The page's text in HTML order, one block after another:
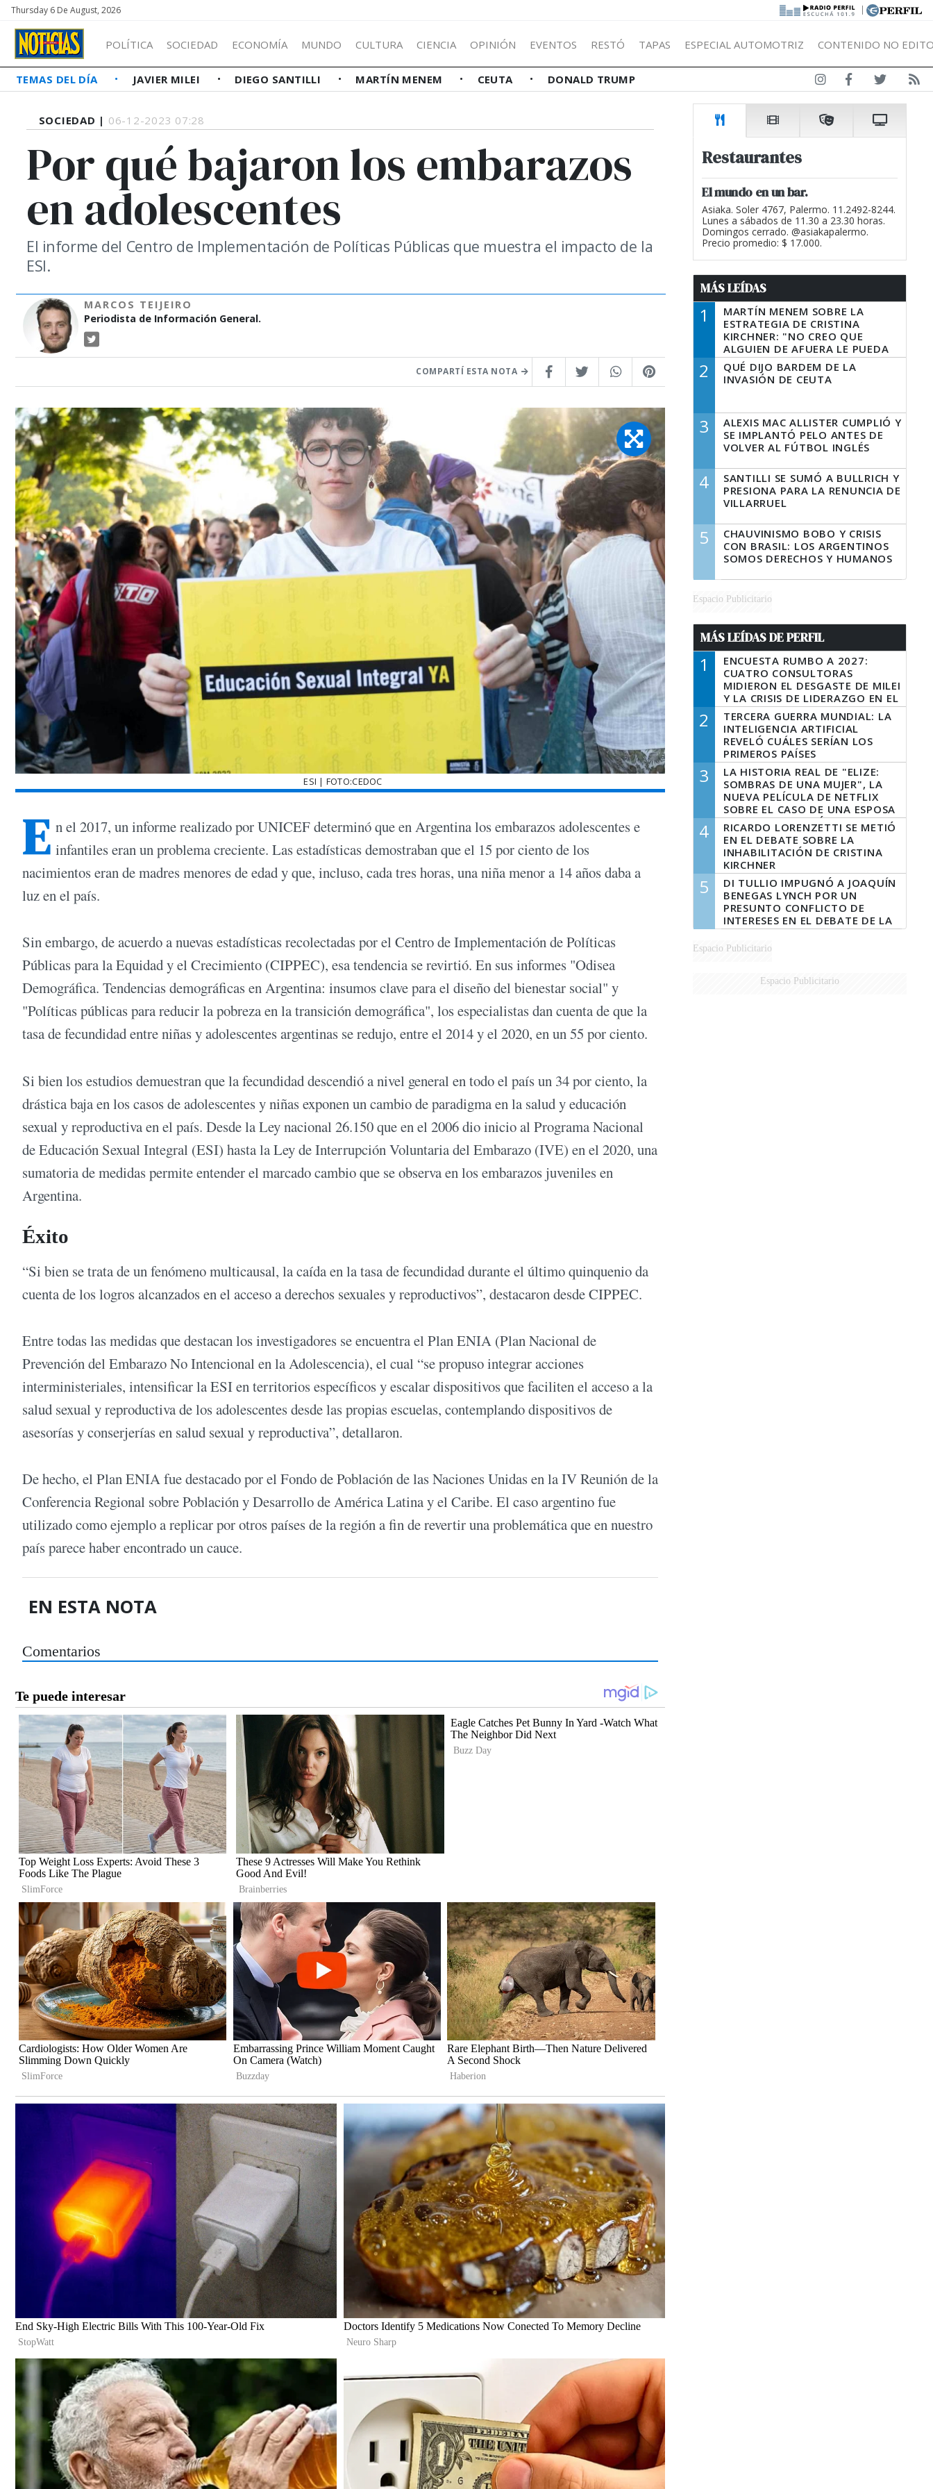
Thursday 6 De August, 2026 |
POLÍTICA SOCIEDAD ECONOMÍA MUNDO CULTURA CIENCIA OPINIÓN EVENTOS RESTÓ TAPAS ESPECIAL AUTOMOTRIZ CONTENIDO NO
TEMAS DEL DÍA JAVIER MILEI DIEGO SANTILLI MARTÍN MENEM CEUTA DONALD TRUMP
SOCIEDAD | 06-12-2023 07:28
Por qué bajaron los embarazos
en adolescentes
El informe del Centro de Implementación de Políticas Públicas que muestra el impacto de la
ESI.
MARCOS TEIJEIRO
Periodista de Información General.
COMPARTÍ ESTA NOTA
ESI | FOTO:CEDOC
E n el 2017, un informe realizado por UNICEF determinó que en Argentina los embarazos adolescentes e
infantiles eran un problema creciente. Las estadísticas demostraban que el 15 por ciento de los
nacimientos eran de madres menores de edad y que, incluso, cada tres horas, una niña menor a 14 años daba a
luz en el país.
Sin embargo, de acuerdo a nuevas estadísticas recolectadas por el Centro de Implementación de Políticas
Públicas para la Equidad y el Crecimiento (CIPPEC), esa tendencia se revirtió. En sus informes "Odisea
Demográfica. Tendencias demográficas en Argentina: insumos clave para el diseño del bienestar social" y
"Políticas públicas para reducir la pobreza en la transición demográfica", los especialistas dan cuenta de que la
tasa de fecundidad entre niñas y adolescentes argentinas se redujo, entre el 2014 y el 2020, en un 55 por ciento.
Si bien los estudios demuestran que la fecundidad descendió a nivel general en todo el país un 34 por ciento, la
drástica baja en los casos de adolescentes y niñas exponen un cambio de paradigma en la salud y educación
sexual y reproductiva en el país. Desde la Ley nacional 26.150 que en el 2006 dio inicio al Programa Nacional
de Educación Sexual Integral (ESI) hasta la Ley de Interrupción Voluntaria del Embarazo (IVE) en el 2020, una
sumatoria de medidas permite entender el marcado cambio que se observa en los embarazos juveniles en
Argentina.
Éxito
“Si bien se trata de un fenómeno multicausal, la caída en la tasa de fecundidad durante el último quinquenio da
cuenta de los logros alcanzados en el acceso a derechos sexuales y reproductivos”, destacaron desde CIPPEC.
Entre todas las medidas que destacan los investigadores se encuentra el Plan ENIA (Plan Nacional de
Prevención del Embarazo No Intencional en la Adolescencia), el cual “se propuso integrar acciones
interministeriales, intensificar la ESI en territorios específicos y escalar dispositivos que faciliten el acceso a la
salud sexual y reproductiva de los adolescentes desde las propias escuelas, contemplando dispositivos de
asesorías y conserjerías en salud sexual y reproductiva”, detallaron.
De hecho, el Plan ENIA fue destacado por el Fondo de Población de las Naciones Unidas en la IV Reunión de la
Conferencia Regional sobre Población y Desarrollo de América Latina y el Caribe. El caso argentino fue
utilizado como ejemplo a replicar por otros países de la región a fin de revertir una problemática que en nuestro
país parece haber encontrado un cauce.
EN ESTA NOTA
Comentarios
Restaurantes
El mundo en un bar.
Asiaka. Soler 4767, Palermo. 11.2492-8244.
Lunes a sábados de 11.30 a 23.30 horas.
Domingos cerrado. @asiakapalermo.
Precio promedio: $ 17.000.
MÁS LEÍDAS
1
MARTÍN MENEM SOBRE LA
ESTRATEGIA DE CRISTINA
KIRCHNER: "NO CREO QUE
ALGUIEN DE AFUERA LE PUEDA
DECIR A LA JUSTICIA LO QUE
TIENE QUE HACER"
2
QUÉ DIJO BARDEM DE LA
INVASIÓN DE CEUTA
3
ALEXIS MAC ALLISTER CUMPLIÓ Y
SE IMPLANTÓ PELO ANTES DE
VOLVER AL FÚTBOL INGLÉS
4
SANTILLI SE SUMÓ A BULLRICH Y
PRESIONA PARA LA RENUNCIA DE
VILLARRUEL
5
CHAUVINISMO BOBO Y CRISIS
CON BRASIL: LOS ARGENTINOS
SOMOS DERECHOS Y HUMANOS
Espacio Publicitario
MÁS LEÍDAS DE PERFIL
1
ENCUESTA RUMBO A 2027:
CUATRO CONSULTORAS
MIDIERON EL DESGASTE DE MILEI
Y LA CRISIS DE LIDERAZGO EN EL
PERONISMO
2
TERCERA GUERRA MUNDIAL: LA
INTELIGENCIA ARTIFICIAL
REVELÓ CUÁLES SERÍAN LOS
PRIMEROS PAÍSES
LATINOAMERICANOS EN SER
DERROTADOS
3
LA HISTORIA REAL DE "ELIZE:
SOMBRAS DE UNA MUJER", LA
NUEVA PELÍCULA DE NETFLIX
SOBRE EL CASO DE UNA ESPOSA
QUE DESCUARTIZÓ A SU
MARIDO
4
RICARDO LORENZETTI SE METIÓ
EN EL DEBATE SOBRE LA
INHABILITACIÓN DE CRISTINA
KIRCHNER
5
DI TULLIO IMPUGNÓ A JOAQUÍN
BENEGAS LYNCH POR UN
PRESUNTO CONFLICTO DE
INTERESES EN EL DEBATE DE LA
LEY DE TIERRAS
Espacio Publicitario
Espacio Publicitario